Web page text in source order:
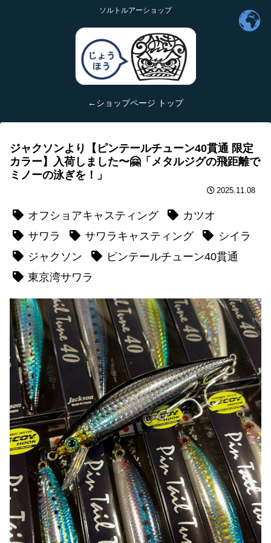
ソルトルアーショップ
←ショップページ トップ
ジャクソンより【ピンテールチューン40貫通 限定
カラー】入荷しました〜🤗「メタルジグの飛距離で
ミノーの泳ぎを！」
2025.11.08
オフショアキャスティング
カツオ
サワラ
サワラキャスティング
シイラ
ジャクソン
ピンテールチューン40貫通
東京湾サワラ